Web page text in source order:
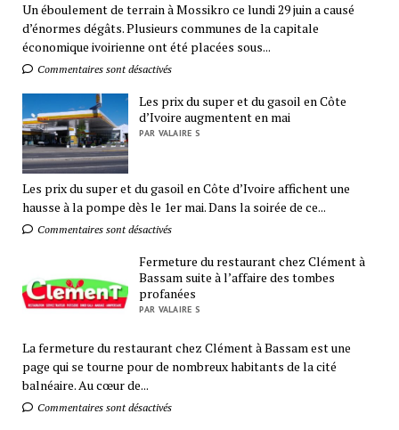
Un éboulement de terrain à Mossikro ce lundi 29 juin a causé
d’énormes dégâts. Plusieurs communes de la capitale
économique ivoirienne ont été placées sous...
Commentaires sont désactivés
Les prix du super et du gasoil en Côte
d’Ivoire augmentent en mai
PAR VALAIRE S
Les prix du super et du gasoil en Côte d’Ivoire affichent une
hausse à la pompe dès le 1er mai. Dans la soirée de ce...
Commentaires sont désactivés
Fermeture du restaurant chez Clément à
Bassam suite à l’affaire des tombes
profanées
PAR VALAIRE S
La fermeture du restaurant chez Clément à Bassam est une
page qui se tourne pour de nombreux habitants de la cité
balnéaire. Au cœur de...
Commentaires sont désactivés